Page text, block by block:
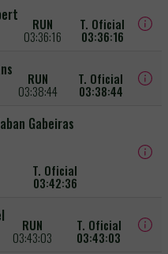
RUN
03:36:16
T. Oficial
03:36:16
RUN
03:38:44
T. Oficial
03:38:44
Gabeiras
T. Oficial
03:42:36
RUN
03:43:03
T. Oficial
03:43:03